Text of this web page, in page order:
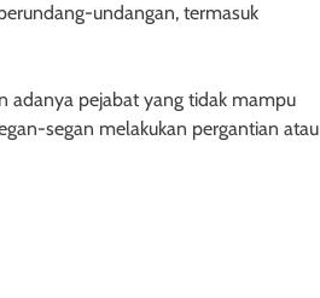
undangan, termasuk
adanya pejabat yang tidak mampu
segan melakukan pergantian atau